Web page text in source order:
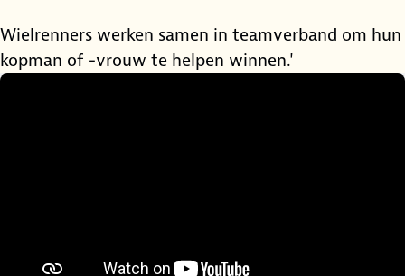
Wielrenners werken samen in teamverband om hun
kopman of -vrouw te helpen winnen.'